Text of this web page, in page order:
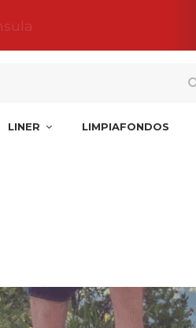
LINER LIMPIAFONDOS